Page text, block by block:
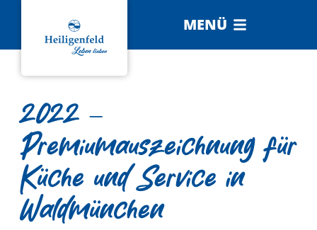
MENÜ
2022 –
Premiumauszeichnung für
Küche und Service in
Waldmünchen